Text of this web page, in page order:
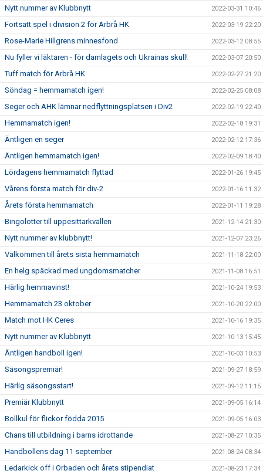
Nytt nummer av Klubbnytt 2022-03-31 10:46
Fortsatt spel i division 2 för Arbrå HK 2022-03-19 22:20
Rose-Marie Hillgrens minnesfond 2022-03-12 08:55
Nu fyller vi läktaren - för damlagets och Ukrainas skull! 2022-03-07 20:50
Tuff match för Arbrå HK 2022-02-27 21:20
Söndag = hemmamatch igen! 2022-02-25 08:08
Seger och AHK lämnar nedflyttningsplatsen i Div2 2022-02-19 22:40
Hemmamatch igen! 2022-02-18 19:31
Äntligen en seger 2022-02-12 17:36
Äntligen hemmamatch igen! 2022-02-09 18:40
Lördagens hemmamatch flyttad 2022-01-26 19:45
Vårens första match för div-2 2022-01-16 11:32
Årets första hemmamatch 2022-01-11 19:28
Bingolotter till uppesittarkvällen 2021-12-14 21:30
Nytt nummer av klubbnytt! 2021-12-07 23:26
Välkommen till årets sista hemmamatch 2021-11-18 22:00
En helg späckad med ungdomsmatcher 2021-11-08 16:51
Härlig hemmavinst! 2021-10-24 19:53
Hemmamatch 23 oktober 2021-10-20 22:00
Match mot HK Ceres 2021-10-16 19:35
Nytt nummer av Klubbnytt 2021-10-13 15:45
Äntligen handboll igen! 2021-10-03 10:53
Säsongspremiär! 2021-09-27 18:59
Härlig säsongsstart! 2021-09-12 11:15
Premiär Klubbnytt 2021-09-05 16:14
Bollkul för flickor födda 2015 2021-09-05 16:03
Chans till utbildning i barns idrottande 2021-08-27 10:35
Handbollens dag 11 september 2021-08-24 08:34
Ledarkick off i Orbaden och årets stipendiat 2021-08-23 17:34